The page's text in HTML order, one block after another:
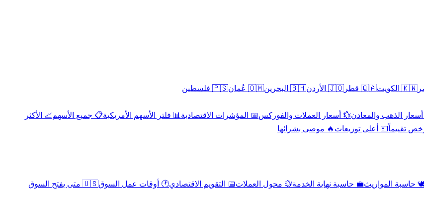
🇰🇼 الكويت 🇶🇦 قطر 🇯🇴 الأردن 🇧🇭 البحرين 🇴🇲 عُمان
🇵🇸 فلسطين
الذهب والمعادن💱 أسعار العملات والفوركس📅 المؤشرات الاقتصادية 📊 فلتر الأسهم الأمريكية📋 جميع الأسهم📈 الأكثر
تقييماً💵 أعلى توزيعات 🔥 موصى بشرائها
حاسبة المواريث💼 حاسبة نهاية الخدمة💱 محول العملات📅 التقويم الاقتصادي🕐 أوقات عمل السوق
🇺🇸 متى يفتح السوق